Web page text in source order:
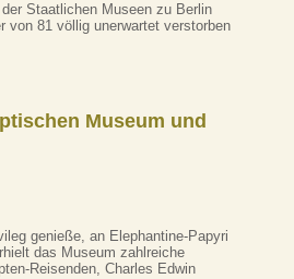
Staatlichen Museen zu Berlin
von 81 völlig unerwartet verstorben
Museum und
genieße, an Elephantine-Papyri
das Museum zahlreiche
Reisenden, Charles Edwin